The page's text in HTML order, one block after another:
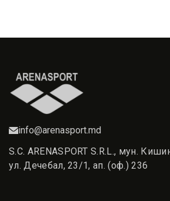
info@arenasport.md
S.C. ARENASPORT S.R.L., мун.
ул. Дечебал, 23/1, ап. (оф.) 236